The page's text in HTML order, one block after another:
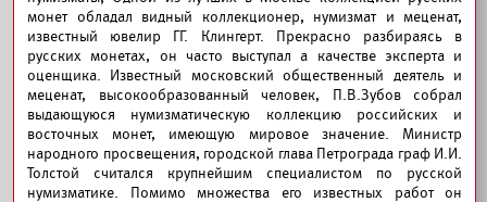
монет обладал видный коллекционер, нумизмат и меценат,
известный ювелир ГГ. Клингерт. Прекрасно разбираясь в
русских монетах, он часто выступал а качестве эксперта и
оценщика. Известный московский общественный деятель и
меценат, высокообразованный человек, П.В.Зубов собрал
выдающуюся нумизматическую коллекцию российских и
восточных монет, имеющую мировое значение. Министр
народного просвещения, городской глава Петрограда граф И.И.
Толстой считался крупнейшим специалистом по русской
нумизматике. Помимо множества его известных работ он